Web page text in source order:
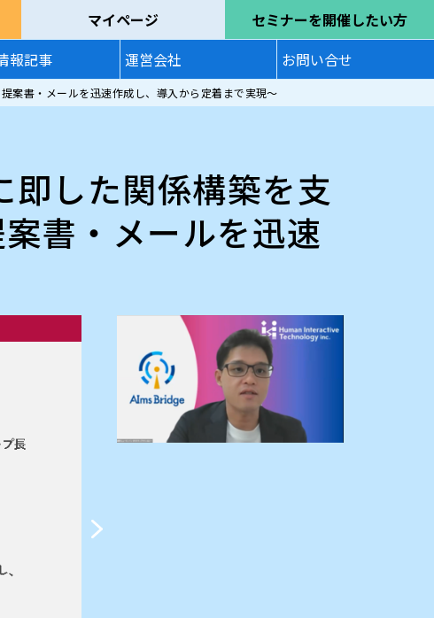
マイページ
セミナーを開催したい方
報記事 運営会社 お問い合せ
案書・メールを迅速作成し、導入から定着まで実現～
即した関係構築を支
書・メールを迅速